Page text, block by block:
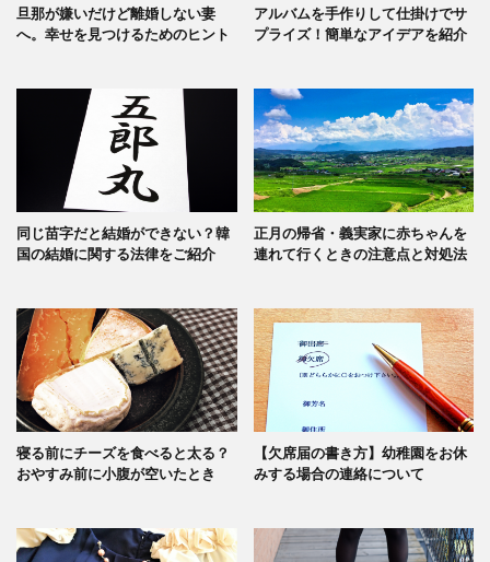
旦那が嫌いだけど離婚しない妻
へ。幸せを見つけるためのヒント
アルバムを手作りして仕掛けでサ
プライズ！簡単なアイデアを紹介
同じ苗字だと結婚ができない？韓
国の結婚に関する法律をご紹介
正月の帰省・義実家に赤ちゃんを
連れて行くときの注意点と対処法
寝る前にチーズを食べると太る？
おやすみ前に小腹が空いたとき
【欠席届の書き方】幼稚園をお休
みする場合の連絡について